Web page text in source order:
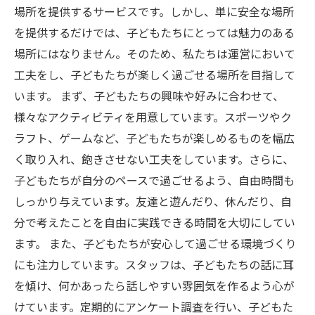
場所を提供するサービスです。しかし、単に安全な場所
を提供するだけでは、子どもたちにとっては魅力のある
場所にはなりません。そのため、私たちは運営において
工夫をし、子どもたちが楽しく過ごせる場所を目指して
います。 まず、子どもたちの興味や好みに合わせて、
様々なアクティビティを用意しています。スポーツやク
ラフト、ゲームなど、子どもたちが楽しめるものを幅広
く取り入れ、飽きさせない工夫をしています。さらに、
子どもたちが自分のペースで過ごせるよう、自由時間も
しっかり与えています。友達と遊んだり、休んだり、自
分で考えたことを自由に実践できる時間を大切にしてい
ます。 また、子どもたちが安心して過ごせる環境づくり
にも注力しています。スタッフは、子どもたちの話に耳
を傾け、何かあったら話しやすい雰囲気を作るよう心が
けています。定期的にアンケート調査を行い、子どもた